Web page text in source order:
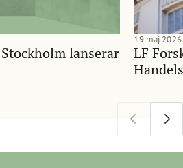
lanserar
LF
19 maj 2026